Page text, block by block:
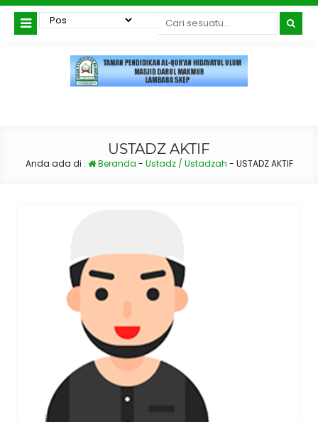
USTADZ AKTIF
Anda ada di : Beranda - Ustadz / Ustadzah - USTADZ AKTIF